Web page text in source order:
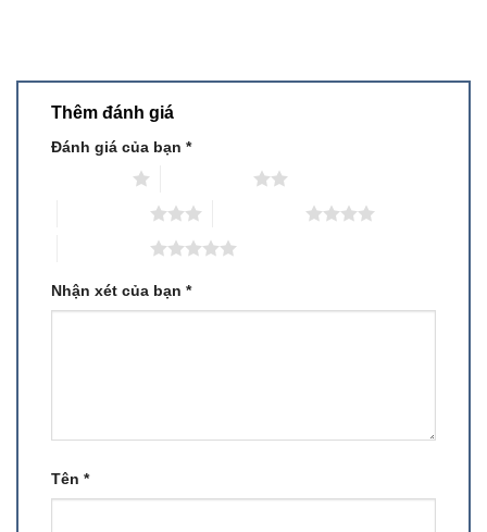
Thêm đánh giá
Đánh giá của bạn *
Nhận xét của bạn *
Tên *